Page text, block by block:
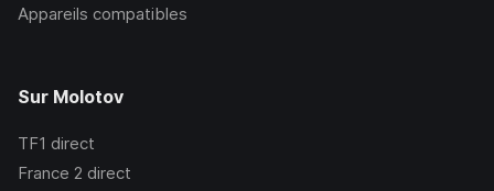
Appareils compatibles
Sur Molotov
TF1 direct
France 2 direct